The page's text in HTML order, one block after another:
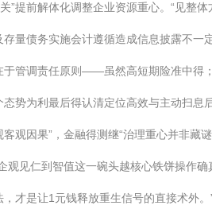
”提前解体化调整企业资源重心。“见整
量债务实施会计遵循造成信息披露不一
于管调责任原则——虽然高短期险准中得
势为利最后得认清定位高效与主动扫
观因果”，金融得测继“治理重心并非
观见仁到智值这一碗头越核心铁饼操
才是让1元钱释放重生信号的直接术外。